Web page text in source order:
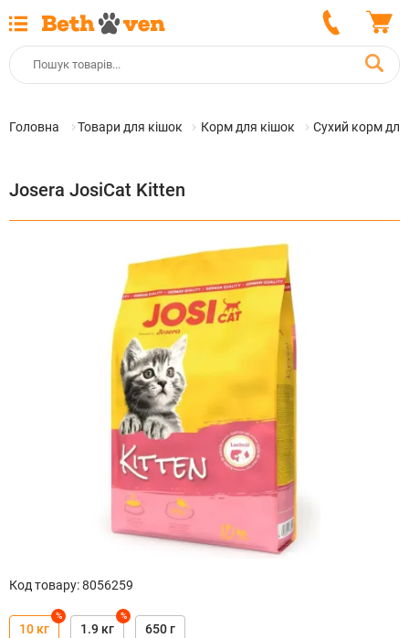
Головна Товари для кішок Корм для кішок Сухий корм для
Josera JosiCat Kitten
Код товару:8056259
10 кг
%
1.9 кг
%
650 г